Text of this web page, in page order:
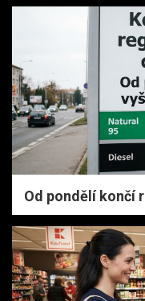
Od pondělí končí